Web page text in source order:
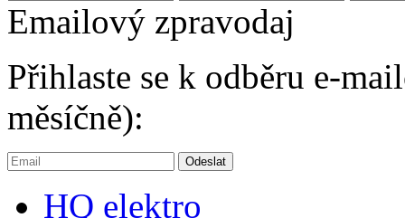
Emailový zpravodaj
Přihlaste se k odběru e-
měsíčně):
HQ elektro